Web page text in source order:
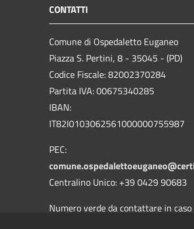
CONTATTI
Comune di Ospedaletto Euganeo
Piazza S. Pertini, 8 - 35045 - (PD)
Codice Fiscale: 82002370284
Partita IVA: 00675340285
IBAN:
IT82I0103062561000000755987
PEC:
Centralino Unico: +39 0429 90683
Numero verde da contattare in caso